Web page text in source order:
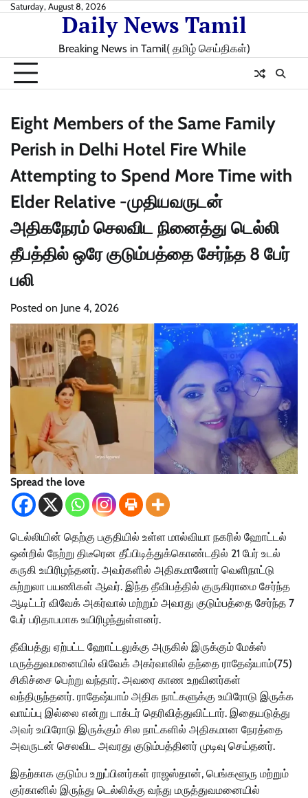
SkipSaturday, August 8, 2026
Daily News Tamil
Breaking News in Tamil( தமிழ் செய்திகள்)
Eight Members of the Same Family
Perish in Delhi Hotel Fire While
Attempting to Spend More Time with
Elder Relative -முதியவருடன்
அதிகநேரம் செலவிட நினைத்து டெல்லி
தீபத்தில் ஒரே குடும்பத்தை சேர்ந்த 8 பேர்
பலி
Posted on June 4, 2026
Spread the love
டெல்லியின் தெற்கு பகுதியில் உள்ள மால்வியா நகரில் ஹோட்டல்
ஒன்றில் நேற்று திடீரென தீப்பிடித்துக்கொண்டதில் 21 பேர் உடல்
கருகி உயிரிழந்தனர். அவர்களில் அதிகமானோர் வெளிநாட்டு
சுற்றுலா பயணிகள் ஆவர். இந்த தீவிபத்தில் குருகிராமை சேர்ந்த
ஆடிட்டர் விவேக் அகர்வால் மற்றும் அவரது குடும்பத்தை சேர்ந்த 7
பேர் பரிதாபமாக உயிரிழந்துள்ளனர்.
தீவிபத்து ஏற்பட்ட ஹோட்டலுக்கு அருகில் இருக்கும் மேக்ஸ்
மருத்துவமனையில் விவேக் அகர்வாலில் தந்தை ராதேஷ்யாம்(75)
சிகிச்சை பெற்று வந்தார். அவரை காண உறவினர்கள்
வந்திருந்தனர். ராதேஷ்யாம் அதிக நாட்களுக்கு உயிரோடு இருக்க
வாய்ப்பு இல்லை என்று டாக்டர் தெரிவித்துவிட்டார். இதையடுத்து
அவர் உயிரோடு இருக்கும் சில நாட்களில் அதிகமான நேரத்தை
அவருடன் செலவிட அவரது குடும்பத்தினர் முடிவு செய்தனர்.
இதற்காக குடும்ப உறுப்பினர்கள் ராஜஸ்தான், பெங்களூரு மற்றும்
குர்கானில் இருந்து டெல்லிக்கு வந்து மருத்துவமனையில்